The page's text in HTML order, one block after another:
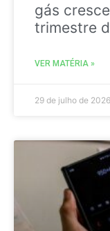
gás
trimestre
VER MATÉRIA »
29 de julho de 2026